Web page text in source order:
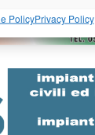
PolicyPrivacy Policy